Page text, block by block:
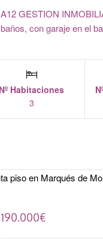
A12 GESTION
baños, con garaje en el
Nº Habitaciones
3
190.000€